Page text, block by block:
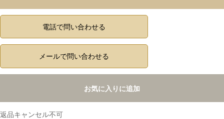
電話で問い合わせる
メールで問い合わせる
お気に入りに追加
返品キャンセル不可